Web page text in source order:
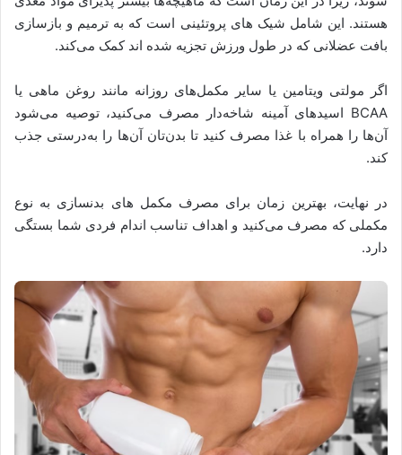
هستند. این شامل شیک های پروتئینی است که به ترمیم و بازسازی
بافت عضلانی که در طول ورزش تجزیه شده اند کمک می‌کند.
اگر مولتی ویتامین یا سایر مکمل‌های روزانه مانند روغن ماهی یا
BCAA اسیدهای آمینه شاخه‌دار مصرف می‌کنید، توصیه می‌شود
آن‌ها را همراه با غذا مصرف کنید تا بدن‌تان آن‌ها را به‌درستی جذب
کند.
در نهایت، بهترین زمان برای مصرف مکمل های بدنسازی به نوع
مکملی که مصرف می‌کنید و اهداف تناسب اندام فردی شما بستگی
دارد.